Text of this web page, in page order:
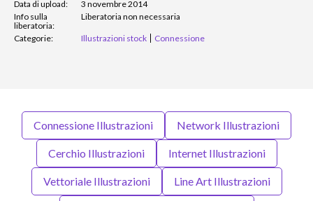
Data di upload:
3 novembre 2014
Info sulla
liberatoria:
Liberatoria non necessaria
Categorie: Illustrazioni stock Connessione
Connessione Illustrazioni Network Illustrazioni
Cerchio Illustrazioni Internet Illustrazioni
Vettoriale Illustrazioni Line Art Illustrazioni